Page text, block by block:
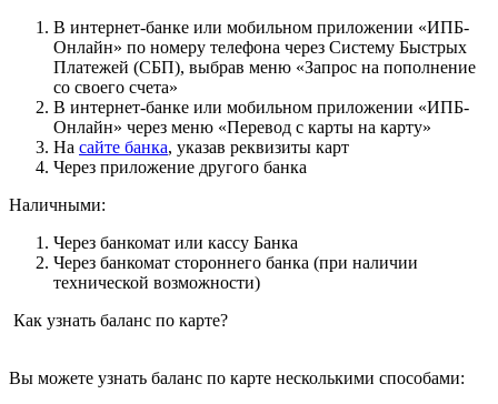
В интернет-банке или мобильном приложении «ИПБ-
Онлайн» по номеру телефона через Систему Быстрых
Платежей (СБП), выбрав меню «Запрос на пополнение
со своего счета»
В интернет-банке или мобильном приложении «ИПБ-
Онлайн» через меню «Перевод с карты на карту»
На сайте банка, указав реквизиты карт
Через приложение другого банка
Наличными:
Через банкомат или кассу Банка
Через банкомат стороннего банка (при наличии
технической возможности)
Как узнать баланс по карте?
Вы можете узнать баланс по карте несколькими способами: